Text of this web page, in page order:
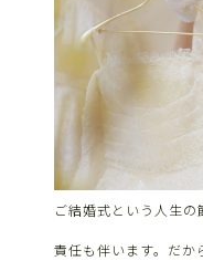
ご結婚式という人生
責任も伴います。だか